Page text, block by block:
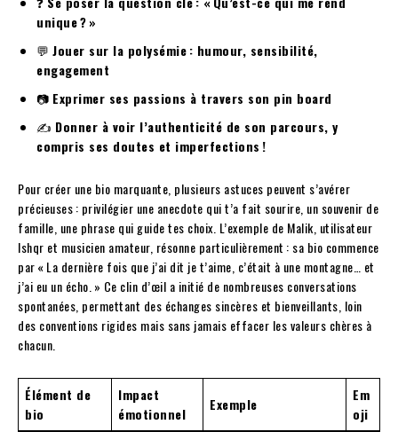
unique ? »
💬 Jouer sur la polysémie : humour, sensibilité,
engagement
📷 Exprimer ses passions à travers son pin board
✍️ Donner à voir l’authenticité de son parcours, y
compris ses doutes et imperfections !
Pour créer une bio marquante, plusieurs astuces peuvent s’avérer
précieuses : privilégier une anecdote qui t’a fait sourire, un souvenir de
famille, une phrase qui guide tes choix. L’exemple de Malik, utilisateur
Ishqr et musicien amateur, résonne particulièrement : sa bio commence
par « La dernière fois que j’ai dit je t’aime, c’était à une montagne… et
j’ai eu un écho. » Ce clin d’œil a initié de nombreuses conversations
spontanées, permettant des échanges sincères et bienveillants, loin
des conventions rigides mais sans jamais effacer les valeurs chères à
chacun.
Élément de
bio
Impact
émotionnel
Exemple
Em
oji